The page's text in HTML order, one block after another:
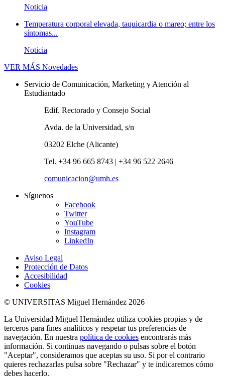
Noticia
Temperatura corporal elevada, taquicardia o mareo; entre los
síntomas...
Noticia
VER MÁS Novedades
Servicio de Comunicación, Marketing y Atención al
Estudiantado
Edif. Rectorado y Consejo Social
Avda. de la Universidad, s/n
03202 Elche (Alicante)
Tel. +34 96 665 8743 | +34 96 522 2646
comunicacion@umh.es
Síguenos
Facebook
Twitter
YouTube
Instagram
LinkedIn
Aviso Legal
Protección de Datos
Accesibilidad
Cookies
© UNIVERSITAS Miguel Hernández 2026
La Universidad Miguel Hernández utiliza cookies propias y de
terceros para fines analíticos y respetar tus preferencias de
navegación. En nuestra política de cookies encontrarás más
información. Si continuas navegando o pulsas sobre el botón
"Aceptar", consideramos que aceptas su uso. Si por el contrario
quieres rechazarlas pulsa sobre "Rechazar" y te indicaremos cómo
debes hacerlo.